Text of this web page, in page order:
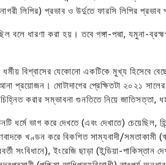
লিপির) প্রভাব ও উর্দুতে ফারসি লিপির
বলে ধারণা করা হয়। তবে গঙ্গা-পদ্মা, যমুনা-
ধর্মীয় বিশ্বাসের যেকোনো একটিকে মুখ্য হিসেবে
প্রয়োজন। মোটাদাগের প্রেক্ষিতটা ২০২১
করার সম্ভাবনা গুনতিতে নিয়ে
ধর্মে ভাগ করে দেখতে (এবং দেখাতে) চেয়েছিল,
খণ্ডন করে বিকশিত সাম্যবাদী/
ইংরেজি ছাড়া (ইন্ডিয়া-পাকিস্তান